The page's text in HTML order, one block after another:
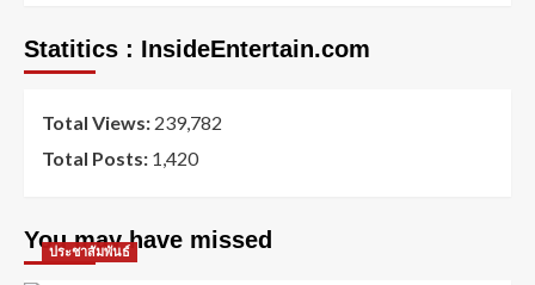
Statitics : InsideEntertain.com
Total Views: 239,782
Total Posts: 1,420
You may have missed
ประชาสัมพันธ์